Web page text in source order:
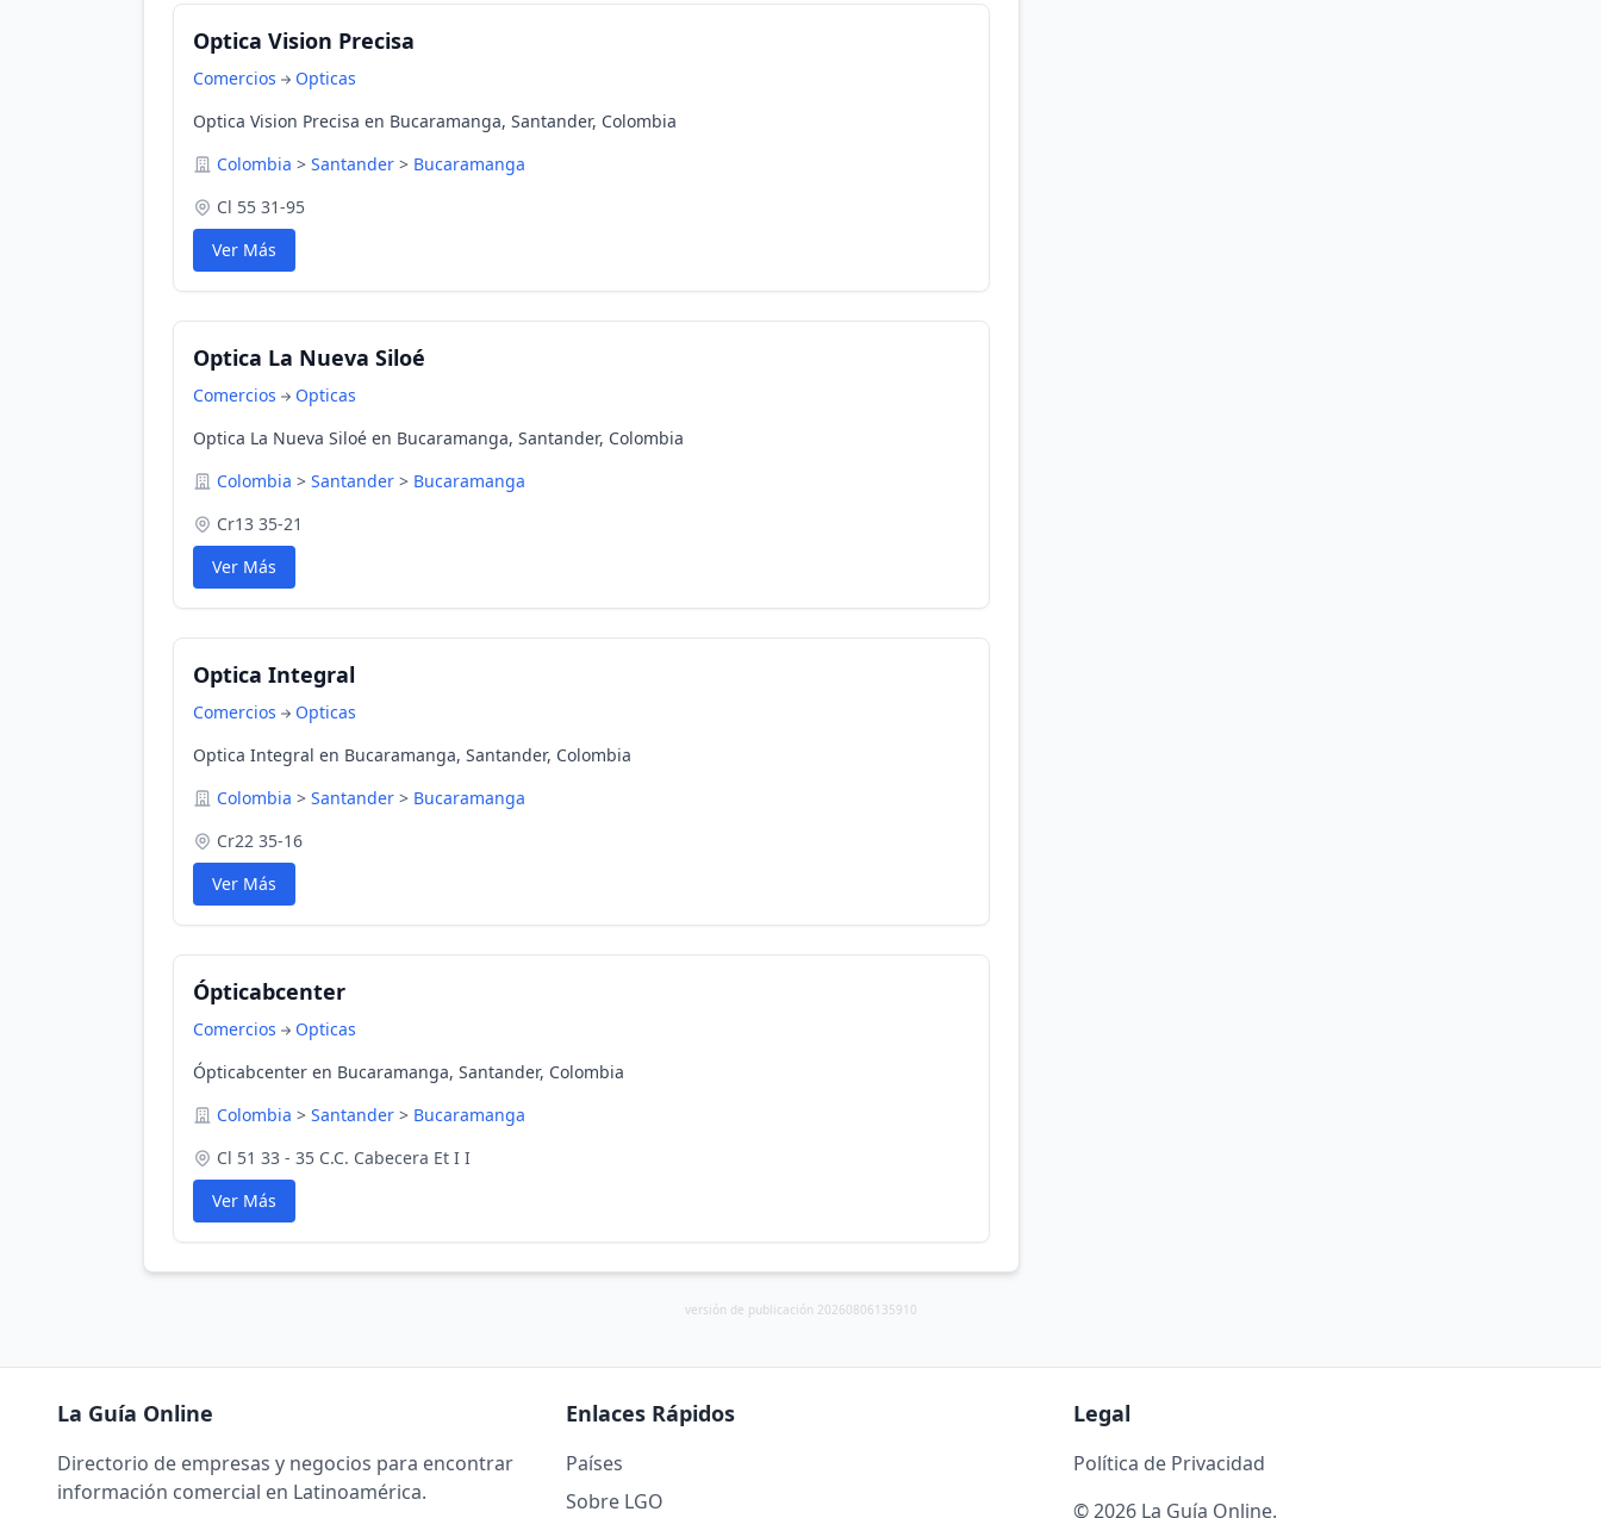
Optica Vision Precisa
Comercios
Opticas
Optica Vision Precisa en Bucaramanga, Santander, Colombia
Colombia > Santander > Bucaramanga
Cl 55 31-95
Ver Más
Optica La Nueva Siloé
Comercios
Opticas
Optica La Nueva Siloé en Bucaramanga, Santander, Colombia
Colombia > Santander > Bucaramanga
Cr13 35-21
Ver Más
Optica Integral
Comercios
Opticas
Optica Integral en Bucaramanga, Santander, Colombia
Colombia > Santander > Bucaramanga
Cr22 35-16
Ver Más
Ópticabcenter
Comercios
Opticas
Ópticabcenter en Bucaramanga, Santander, Colombia
Colombia > Santander > Bucaramanga
Cl 51 33 - 35 C.C. Cabecera Et I I
Ver Más
versión de publicación 20260806135910
La Guía Online
Directorio de empresas y negocios para encontrar
información comercial en Latinoamérica.
Enlaces Rápidos
Países
Sobre LGO
Legal
Política de Privacidad
© 2026 La Guía Online.